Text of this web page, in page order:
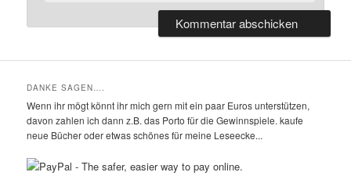
DANKE SAGEN….
Wenn ihr mögt könnt ihr mich gern mit ein paar Euros unterstützen,
davon zahlen ich dann z.B. das Porto für die Gewinnspiele. kaufe
neue Bücher oder etwas schönes für meine Leseecke...